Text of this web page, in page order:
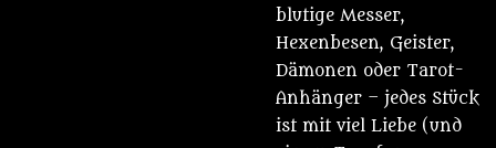
blutige Messer,
Hexenbesen, Geister,
Dämonen oder Tarot-
Anhänger – jedes Stück
ist mit viel Liebe (und